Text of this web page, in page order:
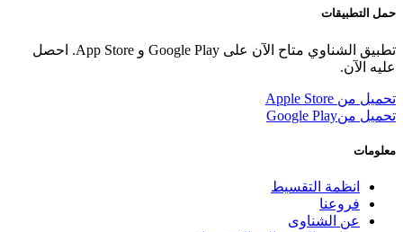
حمل التطبيقات
تطبيق الشناوي متاح الآن على Google Play و App Store. احصل
عليه الآن.
تحميل من Apple Store
تحميل منGoogle Play
معلومات
انظمة التقسيط
فروعنا
عن الشناوى